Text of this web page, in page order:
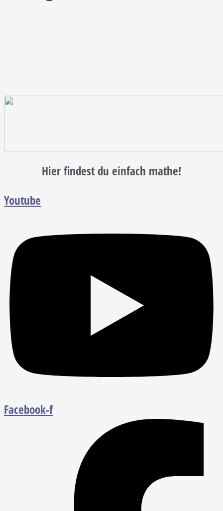
Hier findest du einfach mathe!
Youtube
Facebook-f